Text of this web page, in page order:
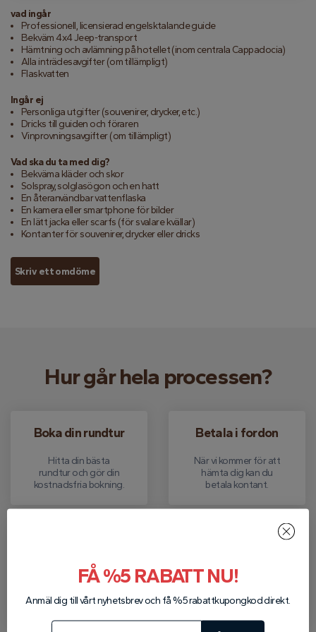
vad ingår
Professionell, licensierad engelsktalande guide
Bekväm 4x4 Jeep-transport
Hämtning och avlämning på hotellet (inom centrala Cappadocia)
Alla inträdesavgifter (om tillämpligt)
Flaskvatten
Ingår ej
Personliga utgifter (souvenirer, drycker, etc.)
Dricks till guiden och föraren
Vinprovningsavgifter (om tillämpligt)
Vad ska du ta med dig?
Bekväma kläder och skor
Solspray, solglasögon och en hatt
En återanvändbar vattenflaska
En kamera eller smartphone för bilder
En lätt jacka eller scarfs (för svalare kvällar)
Kontanter för souvenirer, drycker eller dricks
Skriv ett omdöme
Hur går hela processen?
Boka din rundtur
Hitta din bästa
rundtur och gör din
kostnadsfria bokning.
Betala i fordon
När vi kommer för att
hämta dig kan du
betala kontant.
Vi hämtar dig från ditt
din bokning.
Efter rundturen
hotell.
FÅ %5 RABATT NU!
Anmäl dig till vårt nyhetsbrev och få %5 rabattkupongkod direkt.